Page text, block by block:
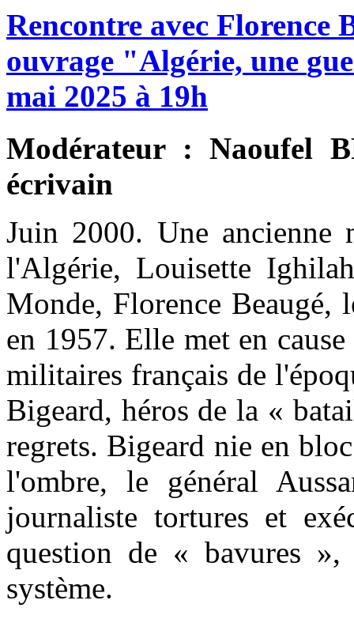
Rencontre avec Florence
ouvrage "Algérie, une
mai 2025 à 19h
Modérateur : Naoufel
écrivain
Juin 2000. Une ancienne
l'Algérie, Louisette
Monde, Florence Beaugé,
en 1957. Elle met en
militaires français de
Bigeard, héros de la «
regrets. Bigeard nie en
l'ombre, le général
journaliste tortures et
question de « bavures »,
système.